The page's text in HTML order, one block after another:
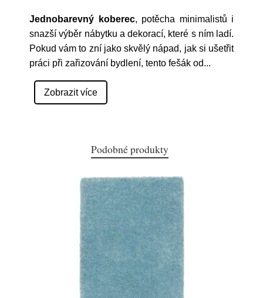
Jednobarevný koberec, potěcha minimalistů i
snazší výběr nábytku a dekorací, které s ním ladí.
Pokud vám to zní jako skvělý nápad, jak si ušetřit
práci při zařizování bydlení, tento fešák od...
Zobrazit více
Podobné produkty